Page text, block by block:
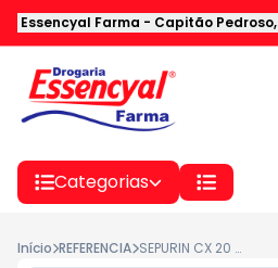
Essencyal Farma - Capitão Pedroso,
Categorias
Início REFERENCIA SEPURIN CX 20 DRG